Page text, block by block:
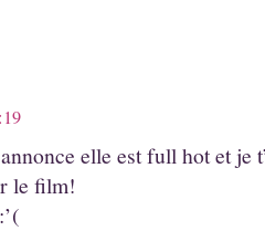
elle est full hot et
le film!